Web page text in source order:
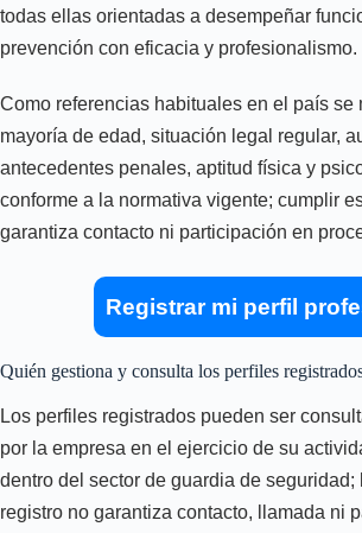
todas ellas orientadas a desempeñar
prevención con eficacia y profesionalismo.
Como referencias habituales en el país se
mayoría de edad, situación legal regular,
antecedentes penales, aptitud física y
conforme a la normativa vigente; cumplir
garantiza contacto ni participación en
Registrar mi perfil
Quién gestiona y consulta los perfiles
Los perfiles registrados pueden ser
por la empresa en el ejercicio de su
dentro del sector de guardia de seguridad;
registro no garantiza contacto, llamada ni